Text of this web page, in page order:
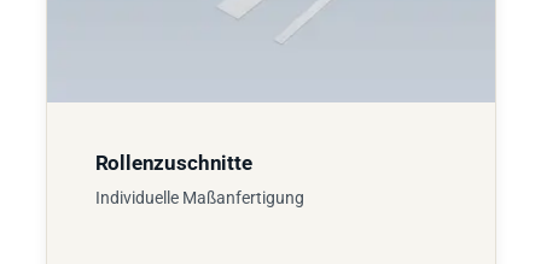
Rollenzuschnitte
Individuelle Maßanfertigung